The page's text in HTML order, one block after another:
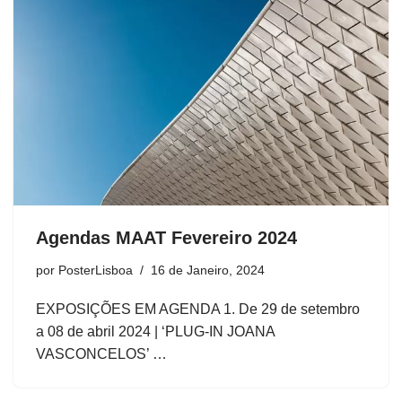
Agendas MAAT Fevereiro 2024
por PosterLisboa 16 de Janeiro, 2024
EXPOSIÇÕES EM AGENDA 1. De 29 de setembro
a 08 de abril 2024 | ‘PLUG-IN JOANA
VASCONCELOS’ …